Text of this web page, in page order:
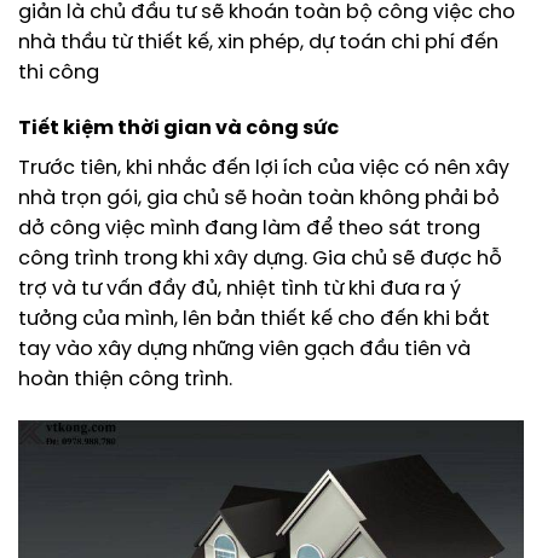
giản là chủ đầu tư sẽ khoán toàn bộ công việc cho
nhà thầu từ thiết kế, xin phép, dự toán chi phí đến
thi công
Tiết kiệm thời gian và công sức
Trước tiên, khi nhắc đến lợi ích của việc có nên xây
nhà trọn gói, gia chủ sẽ hoàn toàn không phải bỏ
dở công việc mình đang làm để theo sát trong
công trình trong khi xây dựng. Gia chủ sẽ được hỗ
trợ và tư vấn đầy đủ, nhiệt tình từ khi đưa ra ý
tưởng của mình, lên bản thiết kế cho đến khi bắt
tay vào xây dựng những viên gạch đầu tiên và
hoàn thiện công trình.